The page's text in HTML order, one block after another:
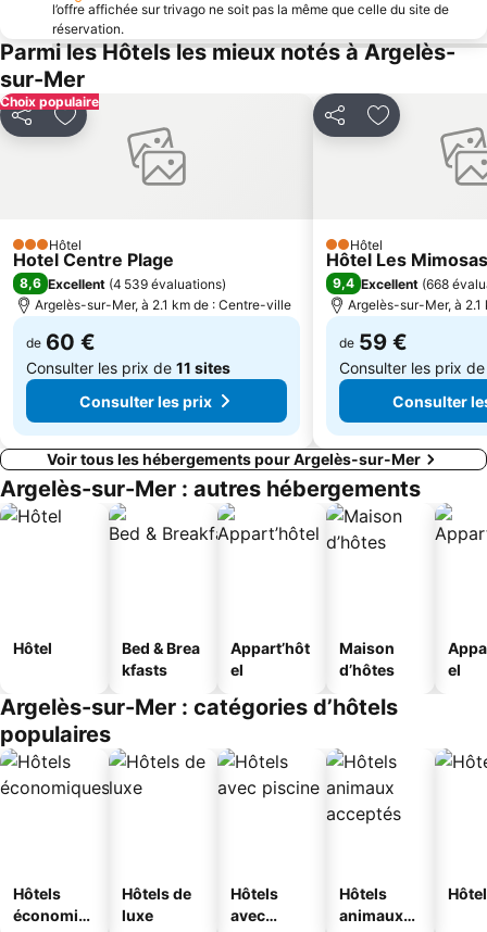
Côte Vermeille
de Banyuls
Plage du Roussillon
Sant Pere Pescador
Portbou
du Racou
De Canet
Parc des Expositions
Port de plaisance
Colera
Ruïnes d' Empúries
Plage Centrale de Sainte Marie la Mer
l’offre affichée sur trivago ne soit pas la même que celle du site de
réservation.
Parmi les Hôtels les mieux notés à Argelès-
sur-Mer
Choix populaire
PartagerAjouter à mes favoris
3 Étoiles
Hôtel
Hotel Centre Plage
8,6 Excellent (4 539 évaluations)
Argelès-sur-Mer, à 2.1 km de : Centre-ville
de 60 €
Consulter les prix de 11 sites
Consulter les prix
PartagerAjouter à
2 Étoiles
Hôtel
Hôtel Les Mimosas
9,4 Excellent (668
Argelès-sur-Mer, à
de 59 €
Consulter les prix
Consulter
Voir tous les hébergements pour Argelès-sur-Mer
Argelès-sur-Mer : autres hébergements
Hôtel
Bed & Brea
kfasts
Appart’hôt
el
Maison
d’hôtes
el
Argelès-sur-Mer : catégories d’hôtels
populaires
Hôtels
économiq
Hôtels de
luxe
Hôtels
avec
Hôtels
animaux